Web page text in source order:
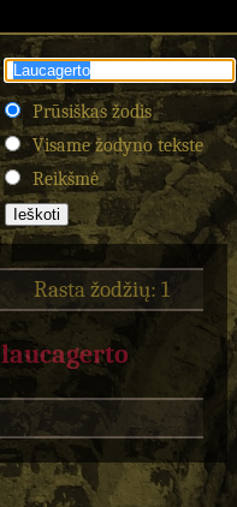
Prūsiškas žodis
Visame žodyno tekste
Reikšmė
Rasta žodžių: 1
laucagerto